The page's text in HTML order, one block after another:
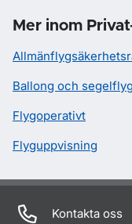
Mer inom
Ballong och
Flygoperativt
Flyguppvisning
Kontakta oss